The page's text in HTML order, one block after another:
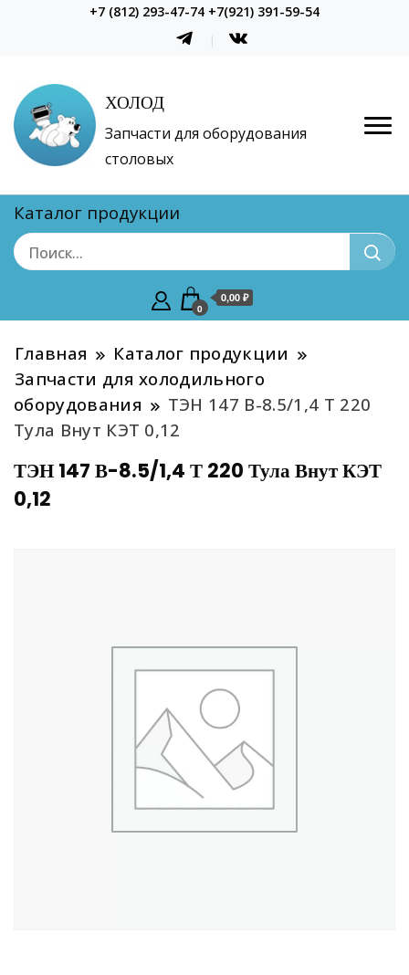
+7 (812) 293-47-74 +7(921) 391-59-54
ХОЛОД
Запчасти для оборудования
столовых
Каталог продукции
0
0,00 ₽
Главная
Каталог продукции
Запчасти для холодильного
оборудования
ТЭН 147 В-8.5/1,4 Т 220
Тула Внут КЭТ 0,12
ТЭН 147 В-8.5/1,4 Т 220 Тула Внут КЭТ
0,12